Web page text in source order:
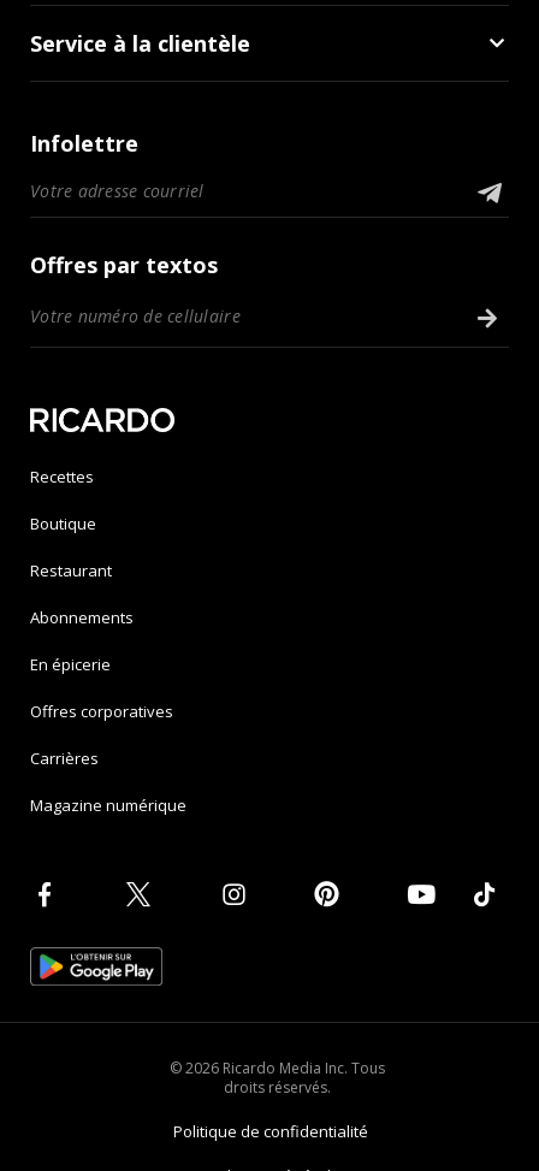
Service à la clientèle
Infolettre
Offres par textos
Recettes
Boutique
Restaurant
Abonnements
En épicerie
Offres corporatives
Carrières
Magazine numérique
© 2026 Ricardo Media Inc. Tous
droits réservés.
Politique de confidentialité